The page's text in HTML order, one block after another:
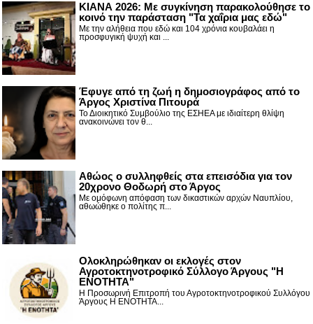
ΚΙΑΝΑ 2026: Με συγκίνηση παρακολούθησε το
κοινό την παράσταση "Τα χαΐρια μας εδώ"
Με την αλήθεια που εδώ και 104 χρόνια κουβαλάει η
προσφυγική ψυχή και ...
Έφυγε από τη ζωή η δημοσιογράφος από το
Άργος Χριστίνα Πιτουρά
Το Διοικητικό Συμβούλιο της ΕΣΗΕΑ με ιδιαίτερη θλίψη
ανακοινώνει τον θ...
Αθώος ο συλληφθείς στα επεισόδια για τον
20χρονο Θοδωρή στο Άργος
Με ομόφωνη απόφαση των δικαστικών αρχών Ναυπλίου,
αθωώθηκε ο πολίτης π...
Ολοκληρώθηκαν οι εκλογές στον
Αγροτοκτηνοτροφικό Σύλλογο Άργους "Η
ΕΝΟΤΗΤΑ"
Η Προσωρινή Επιτροπή του Αγροτοκτηνοτροφικού Συλλόγου
Άργους Η ΕΝΟΤΗΤΑ...